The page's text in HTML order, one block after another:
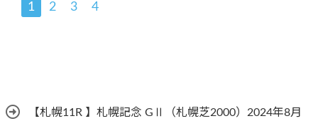
1 2 3 4
【札幌11R 】札幌記念 GⅡ（札幌芝2000）2024年8月